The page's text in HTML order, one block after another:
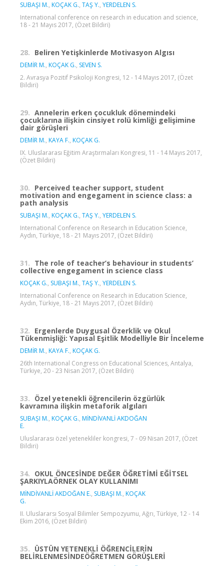
SUBAŞI M., KOÇAK G., TAŞ Y., YERDELEN S.
International conference on research in education and science,
18 - 21 Mayıs 2017, (Özet Bildiri)
28. Beliren Yetişkinlerde Motivasyon Algısı
DEMİR M., KOÇAK G., SEVEN S.
2. Avrasya Pozitif Psikoloji Kongresi, 12 - 14 Mayıs 2017, (Özet
Bildiri)
29. Annelerin erken çocukluk dönemindeki
çocuklarına ilişkin cinsiyet rolü kimliği gelişimine
dair görüşleri
DEMİR M., KAYA F., KOÇAK G.
IX. Uluslararası Eğitim Araştırmaları Kongresi, 11 - 14 Mayıs 2017,
(Özet Bildiri)
30. Perceived teacher support, student
motivation and engegament in science class: a
path analysis
SUBAŞI M., KOÇAK G., TAŞ Y., YERDELEN S.
International Conference on Research in Education Science,
Aydın, Türkiye, 18 - 21 Mayıs 2017, (Özet Bildiri)
31. The role of teacher’s behaviour in students’
collective engegament in science class
KOÇAK G., SUBAŞI M., TAŞ Y., YERDELEN S.
International Conference on Research in Education Science,
Aydın, Türkiye, 18 - 21 Mayıs 2017, (Özet Bildiri)
32. Ergenlerde Duygusal Özerklik ve Okul
Tükenmişliği: Yapısal Eşitlik Modelliyle Bir İnceleme
DEMİR M., KAYA F., KOÇAK G.
26th International Congress on Educational Sciences, Antalya,
Türkiye, 20 - 23 Nisan 2017, (Özet Bildiri)
33. Özel yetenekli öğrencilerin özgürlük
kavramına ilişkin metaforik algıları
SUBAŞI M., KOÇAK G., MİNDİVANLİ AKDOĞAN
E.
Uluslararası özel yetenekliler kongresi, 7 - 09 Nisan 2017, (Özet
Bildiri)
34. OKUL ÖNCESİNDE DEĞER ÖĞRETİMİ EĞİTSEL
ŞARKIYLAÖRNEK OLAY KULLANIMI
MİNDİVANLİ AKDOĞAN E., SUBAŞI M., KOÇAK
G.
II. Uluslararsı Sosyal Bilimler Sempozyumu, Ağrı, Türkiye, 12 - 14
Ekim 2016, (Özet Bildiri)
35. ÜSTÜN YETENEKLİ ÖĞRENCİLERİN
BELİRLENMESİNDEÖĞRETMEN GÖRÜŞLERİ